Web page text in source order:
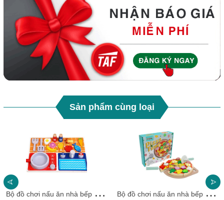
Sản phẩm cùng loại
B
ộ đồ chơi nấu ăn nhà bếp DCNALB24 Dochoikinhbac Giải trí hấp dẫn cho trẻ em B
ộ đồ chơi nấu ăn nhà bếp DCNALB23 Dochoikinhbac Giải trí hấp dẫn cho trẻ em